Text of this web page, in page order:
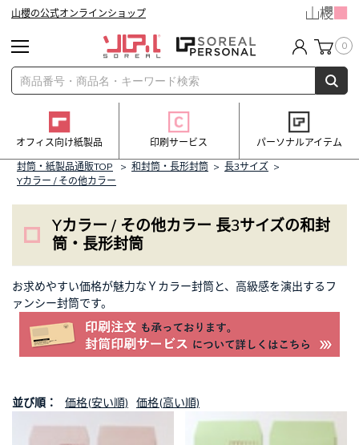
山櫻の公式オンラインショップ
0
オフィス向け紙製品 印刷サービス
パーソナルアイテム
封筒・紙製品通販TOP
> 和封筒・長形封筒 > 長3サイズ >
Yカラー / その他カラー
Yカラー / その他カラー 長3サイズの和封
筒・長形封筒
お求めやすい価格が魅力なＹカラー封筒と、高級感を演出するフ
ァンシー封筒です。
並び順： 価格(安い順) 価格(高い順)